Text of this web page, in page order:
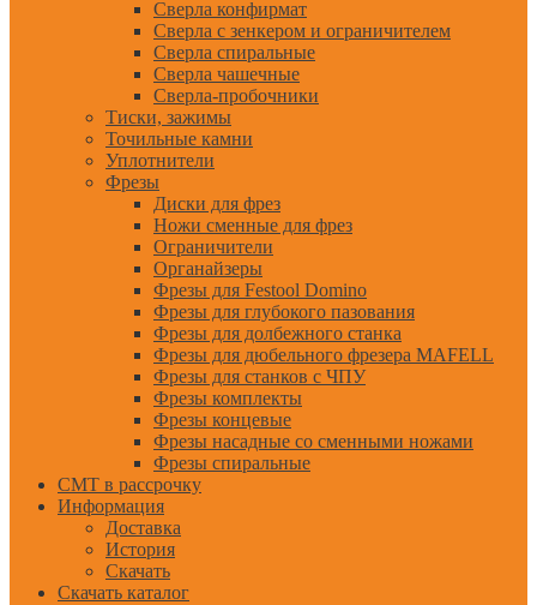
Сверла конфирмат
Сверла с зенкером и ограничителем
Сверла спиральные
Сверла чашечные
Сверла-пробочники
Тиски, зажимы
Точильные камни
Уплотнители
Фрезы
Диски для фрез
Ножи сменные для фрез
Ограничители
Органайзеры
Фрезы для Festool Domino
Фрезы для глубокого пазования
Фрезы для долбежного станка
Фрезы для дюбельного фрезера MAFELL
Фрезы для станков с ЧПУ
Фрезы комплекты
Фрезы концевые
Фрезы насадные со сменными ножами
Фрезы спиральные
CMT в рассрочку
Информация
Доставка
История
Скачать
Скачать каталог